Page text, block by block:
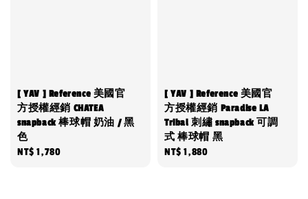
[ YAV ] Reference 美國官
方授權經銷 CHATEA
snapback 棒球帽 奶油 / 黑
色
Regular
NT$ 1,780
[ YAV ] Reference 美國官
方授權經銷 Paradise LA
Tribal 刺繡 snapback 可調
式 棒球帽 黑
Regular
NT$ 1,880